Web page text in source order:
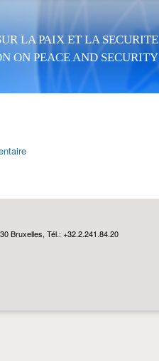
LA PAIX ET LA SECURITE
ON PEACE AND SECURITY
Bruxelles, Tél.: +32.2.241.84.20